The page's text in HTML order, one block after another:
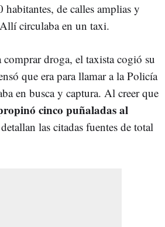
de calles amplias y
circulaba en un taxi.
comprar droga, el taxista cogió su
que era para llamar a la Policía
en busca y captura. Al creer que
cinco puñaladas al
las citadas fuentes de total